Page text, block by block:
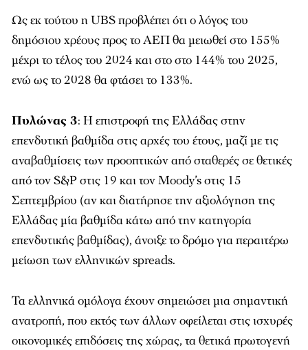
Ως εκ τούτου η UBS προβλέπει ότι ο λόγος του
δημόσιου χρέους προς το ΑΕΠ θα μειωθεί στο 155%
μέχρι το τέλος του 2024 και στο στο 144% του 2025,
ενώ ως το 2028 θα φτάσει το 133%.
Πυλώνας 3: Η επιστροφή της Ελλάδας στην
επενδυτική βαθμίδα στις αρχές του έτους, μαζί με τις
αναβαθμίσεις των προοπτικών από σταθερές σε θετικές
από τον S&P στις 19 και τον Moody’s στις 15
Σεπτεμβρίου (αν και διατήρησε την αξιολόγηση της
Ελλάδας μία βαθμίδα κάτω από την κατηγορία
επενδυτικής βαθμίδας), άνοιξε το δρόμο για περαιτέρω
μείωση των ελληνικών spreads.
Τα ελληνικά ομόλογα έχουν σημειώσει μια σημαντική
ανατροπή, που εκτός των άλλων οφείλεται στις ισχυρές
οικονομικές επιδόσεις της χώρας, τα θετικά πρωτογενή